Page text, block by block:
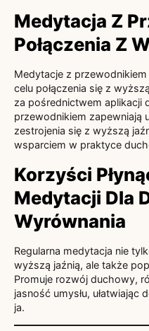
Medytacja Z
Połączenia Z
Medytacje z
celu połączenia się z
za pośrednictwem aplikacji
przewodnikiem zapewniają
zestrojenia się z wyższą
wsparciem w praktyce
Korzyści
Medytacji Dla
Wyrównania
Regularna medytacja nie
wyższą jaźnią, ale także
Promuje rozwój duchowy,
jasność umysłu,
ja.